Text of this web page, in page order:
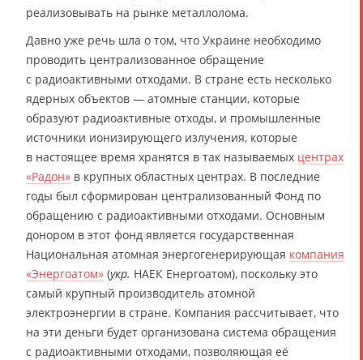
реализовывать на рынке металлолома.
Давно уже речь шла о том, что Украине необходимо
проводить централизованное обращение
с радиоактивными отходами. В стране есть несколько
ядерных объектов — атомные станции, которые
образуют радиоактивные отходы, и промышленные
источники ионизирующего излучения, которые
в настоящее время хранятся в так называемых центрах
«Радон» в крупных областных центрах. В последние
годы был сформирован централизованный Фонд по
обращению с радиоактивными отходами. Основным
донором в этот фонд является государственная
Национальная атомная энергогенерирующая компания
«Энергоатом» (укр. НАЕК Енергоатом), поскольку это
самый крупный производитель атомной
электроэнергии в стране. Компания рассчитывает, что
на эти деньги будет организована система обращения
с радиоактивными отходами, позволяющая её